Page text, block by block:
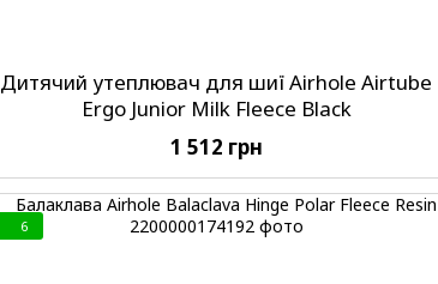
Дитячий утеплювач для шиї Airhole Airtube
Ergo Junior Milk Fleece Black
1 512 грн
6